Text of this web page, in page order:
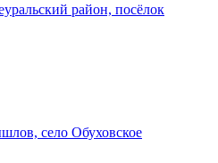
район, посёлок
село Обуховское